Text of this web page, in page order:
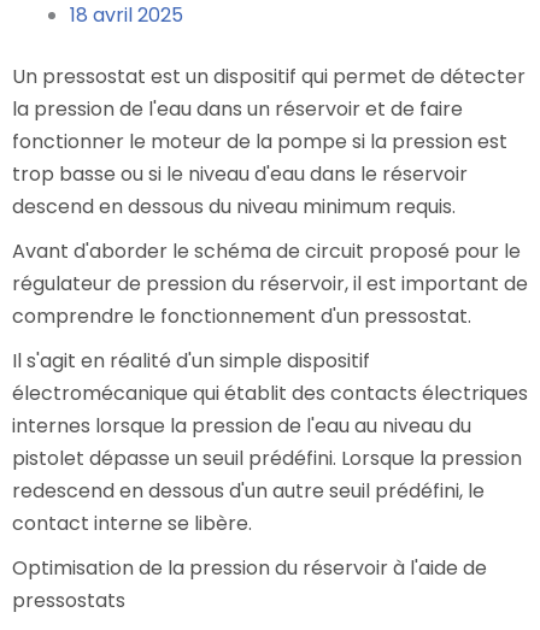
18 avril 2025
Un pressostat est un dispositif qui permet de détecter
la pression de l'eau dans un réservoir et de faire
fonctionner le moteur de la pompe si la pression est
trop basse ou si le niveau d'eau dans le réservoir
descend en dessous du niveau minimum requis.
Avant d'aborder le schéma de circuit proposé pour le
régulateur de pression du réservoir, il est important de
comprendre le fonctionnement d'un pressostat.
Il s'agit en réalité d'un simple dispositif
électromécanique qui établit des contacts électriques
internes lorsque la pression de l'eau au niveau du
pistolet dépasse un seuil prédéfini. Lorsque la pression
redescend en dessous d'un autre seuil prédéfini, le
contact interne se libère.
Optimisation de la pression du réservoir à l'aide de
pressostats